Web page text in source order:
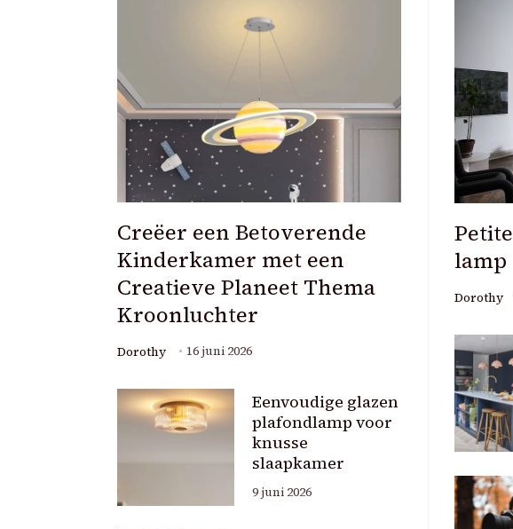
Creëer een Betoverende
Kinderkamer met een
Creatieve Planeet Thema
Kroonluchter
Dorothy 16 juni 2026
Eenvoudige glazen
plafondlamp voor
knusse
slaapkamer
9 juni 2026
lamp
Dorothy